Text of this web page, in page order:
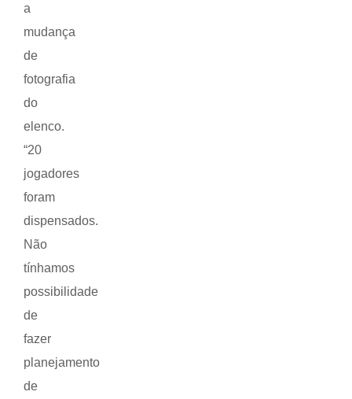
a
mudança
de
fotografia
do
elenco.
“20
jogadores
foram
dispensados.
Não
tínhamos
possibilidade
de
fazer
planejamento
de